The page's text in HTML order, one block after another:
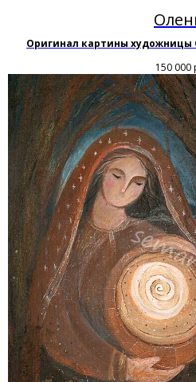
Оригинал картины художницы
150 000